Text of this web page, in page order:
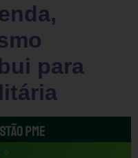
para